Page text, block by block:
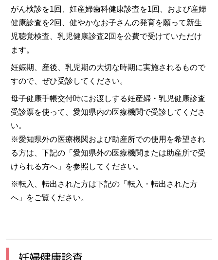
がん検診を1回、妊産婦歯科健康診査を1回、および産婦
健康診査を2回、健やかなお子さんの発育を願って新生
児聴覚検査、乳児健康診査2回を公費で受けていただけ
ます。
妊娠期、産後、乳児期の大切な時期に実施されるもので
すので、ぜひ受診してください。
母子健康手帳交付時にお渡しする妊産婦・乳児健康診査
受診票を使って、愛知県内の医療機関で受診してくださ
い。
※愛知県外の医療機関および助産所での使用を希望され
る方は、下記の「愛知県外の医療機関または助産所で受
けられる方へ」を参照してください。
※転入、転出された方は下記の「転入・転出された方
へ」をご覧ください。